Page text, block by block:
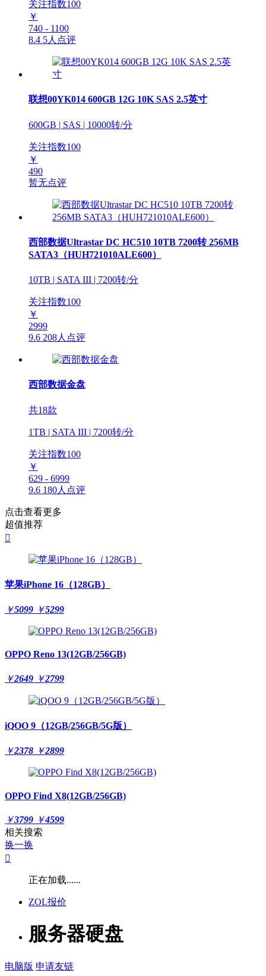
关注指数100
￥
740 - 1100
8.4 5人点评
联想00YK014 600GB 12G 10K SAS 2.5英寸
600GB | SAS | 10000转/分
关注指数100
￥
490
暂无点评
西部数据Ultrastar DC HC510 10TB 7200转 256MB
SATA3（HUH721010ALE600）
10TB | SATA III | 7200转/分
关注指数100
￥
2999
9.6 208人点评
西部数据金盘
共18款
1TB | SATA III | 7200转/分
关注指数100
￥
629 - 6999
9.6 180人点评
点击查看更多
超值推荐

苹果iPhone 16（128GB）
￥5099 ￥5299
OPPO Reno 13(12GB/256GB)
￥2649 ￥2799
iQOO 9（12GB/256GB/5G版）
￥2378 ￥2899
OPPO Find X8(12GB/256GB)
￥3799 ￥4599
相关搜索
换一换

正在加载......
ZOL报价
服务器硬盘
电脑版 申请友链